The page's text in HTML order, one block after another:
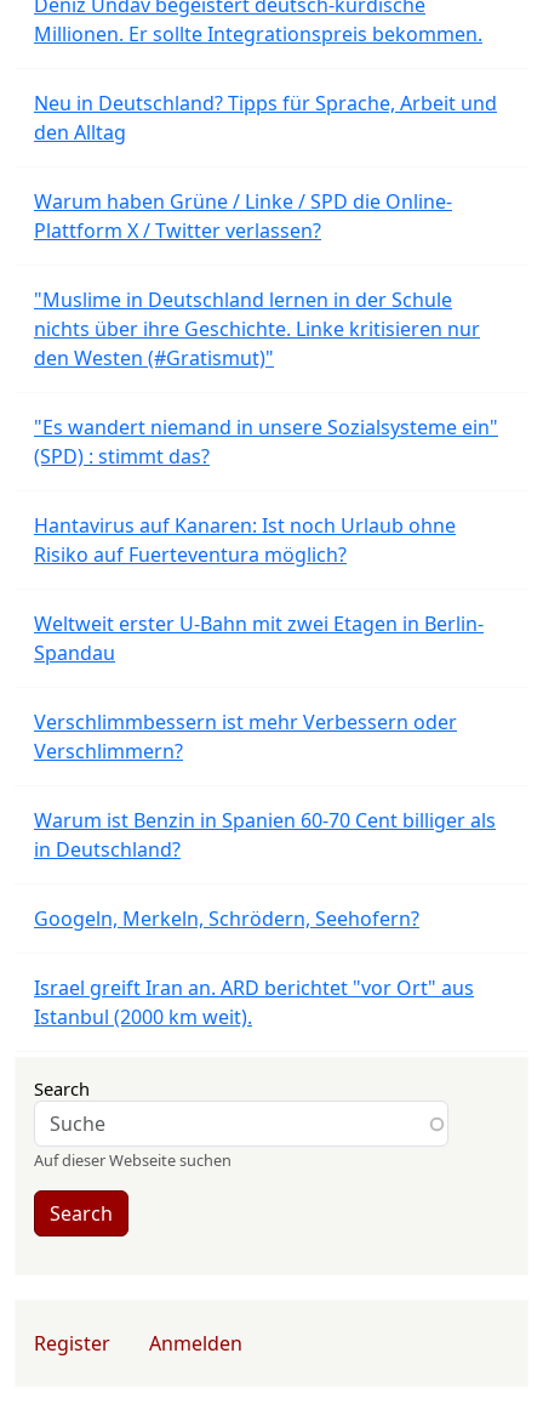
Millionen. Er sollte Integrationspreis bekommen.
Neu in Deutschland? Tipps für Sprache, Arbeit und
den Alltag
Warum haben Grüne / Linke / SPD die Online-
Plattform X / Twitter verlassen?
"Muslime in Deutschland lernen in der Schule
nichts über ihre Geschichte. Linke kritisieren nur
den Westen (#Gratismut)"
"Es wandert niemand in unsere Sozialsysteme ein"
(SPD) : stimmt das?
Hantavirus auf Kanaren: Ist noch Urlaub ohne
Risiko auf Fuerteventura möglich?
Weltweit erster U-Bahn mit zwei Etagen in Berlin-
Spandau
Verschlimmbessern ist mehr Verbessern oder
Verschlimmern?
Warum ist Benzin in Spanien 60-70 Cent billiger als
in Deutschland?
Googeln, Merkeln, Schrödern, Seehofern?
Israel greift Iran an. ARD berichtet "vor Ort" aus
Istanbul (2000 km weit).
Search
Auf dieser Webseite suchen
Search
User account menu
Register Anmelden